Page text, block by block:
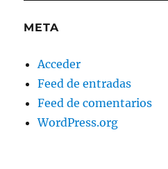
META
Acceder
Feed de entradas
Feed de comentarios
WordPress.org